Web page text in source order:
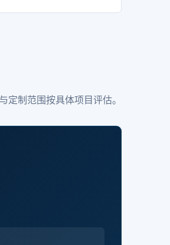
定制范围按具体项目评估。